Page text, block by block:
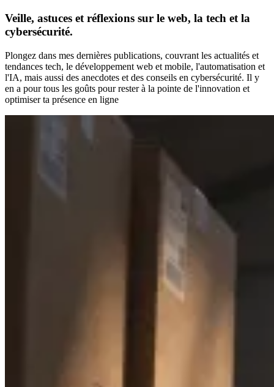
Veille, astuces et réflexions sur le web, la tech et la
cybersécurité.
Plongez dans mes dernières publications, couvrant les actualités et
tendances tech, le développement web et mobile, l'automatisation et
l'IA, mais aussi des anecdotes et des conseils en cybersécurité. Il y
en a pour tous les goûts pour rester à la pointe de l'innovation et
optimiser ta présence en ligne